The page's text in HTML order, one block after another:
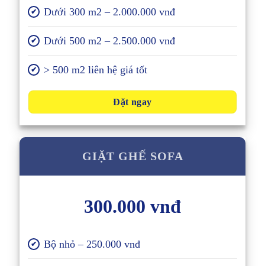
✔ Dưới 300 m2 – 2.000.000 vnđ
✔ Dưới 500 m2 – 2.500.000 vnđ
✔ > 500 m2 liên hệ giá tốt
Đặt ngay
GIẶT GHẾ SOFA
300.000 vnđ
✔ Bộ nhỏ – 250.000 vnđ